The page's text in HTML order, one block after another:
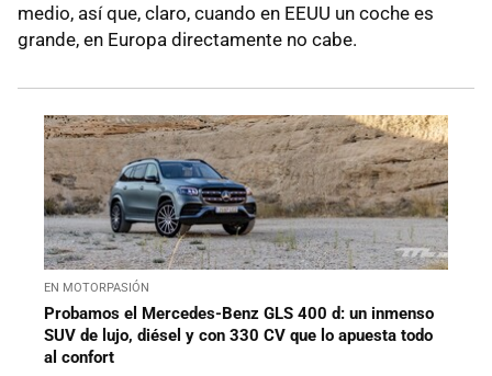
medio, así que, claro, cuando en EEUU un coche es
grande, en Europa directamente no cabe.
EN MOTORPASIÓN
Probamos el Mercedes-Benz GLS 400 d: un inmenso
SUV de lujo, diésel y con 330 CV que lo apuesta todo
al confort